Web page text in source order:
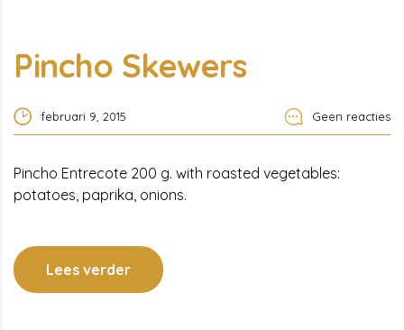
Pincho Skewers
februari 9, 2015 Geen reacties
Pincho Entrecote 200 g. with roasted vegetables:
potatoes, paprika, onions.
Lees verder